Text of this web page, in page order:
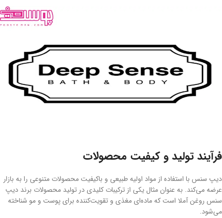
فرآیند تولید و کیفیت محصولات
دیپ سنس با استفاده از مواد اولیه طبیعی و باکیفیت محصولات متنوعی را به بازار
عرضه می‌کند. به عنوان مثال یکی از ترکیبات کلیدی در تولید محصولات برند دیپ
سنس روغن آملا است که ماده‌ای مغذی و تقویت‌کننده برای پوست و مو شناخته
می‌شود.